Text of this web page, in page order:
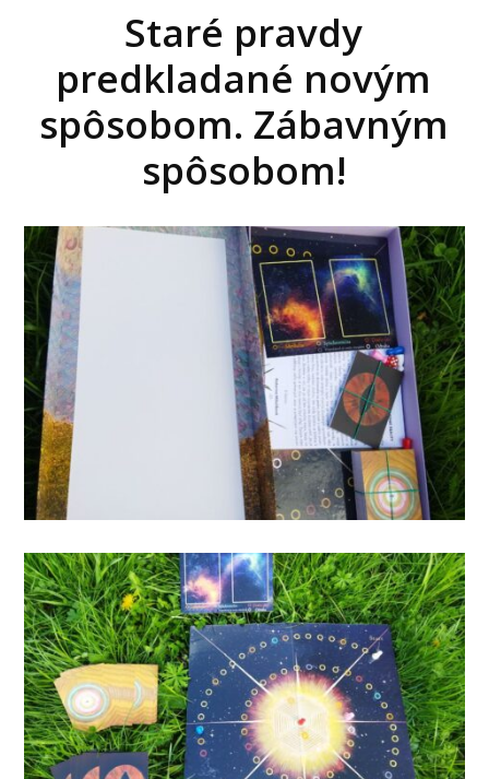
Staré pravdy
predkladané novým
spôsobom. Zábavným
spôsobom!